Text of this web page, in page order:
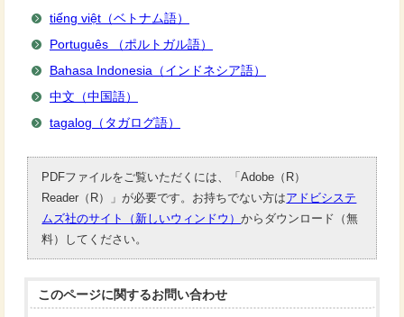
tiếng việt（ベトナム語）
Português （ポルトガル語）
Bahasa Indonesia（インドネシア語）
中文（中国語）
tagalog（タガログ語）
PDFファイルをご覧いただくには、「Adobe（R）
Reader（R）」が必要です。お持ちでない方はアドビシステ
ムズ社のサイト（新しいウィンドウ）からダウンロード（無
料）してください。
このページに関するお問い合わせ